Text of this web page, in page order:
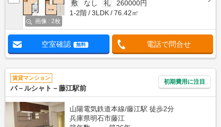
画像 : 2枚
敷
なし 礼
260000円
1-2階
3LDK 76.42㎡
空室確認 無料 電話で問合せ
賃貸マンション
パ－ルシャト－藤江駅前
初期費用に注目
山陽電気鉄道本線/藤江駅 徒歩2分
兵庫県明石市藤江